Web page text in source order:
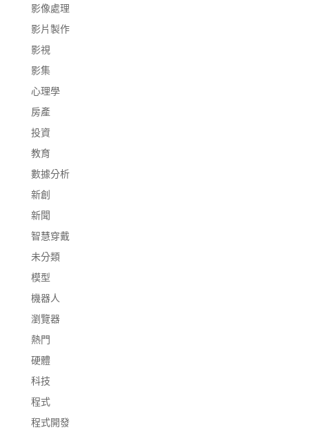
影像處理
影片製作
影視
影集
心理學
房產
投資
教育
數據分析
新創
新聞
智慧穿戴
未分類
模型
機器人
瀏覽器
熱門
硬體
科技
程式
程式開發